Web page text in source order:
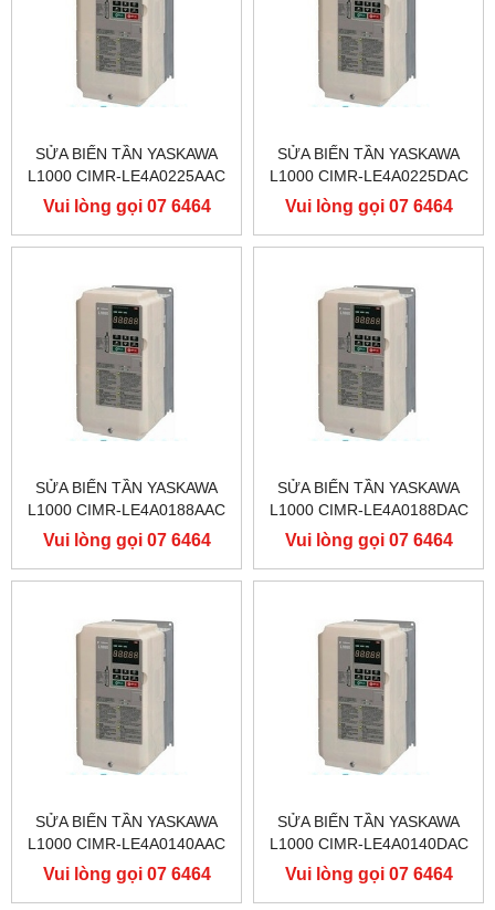
SỬA BIẾN TẦN YASKAWA
L1000 CIMR-LE4A0225AAC
400V 110KW, BIẾN TẦN
YASKAWA L1000
Vui lòng gọi 07 6464
9556
SỬA BIẾN TẦN YASKAWA
L1000 CIMR-LE4A0225DAC
400V 110KW, BIẾN TẦN
YASKAWA L1000
Vui lòng gọi 07 6464
9556
SỬA BIẾN TẦN YASKAWA
L1000 CIMR-LE4A0188AAC
400V 90KW, BIẾN TẦN
YASKAWA L1000
Vui lòng gọi 07 6464
9556
SỬA BIẾN TẦN YASKAWA
L1000 CIMR-LE4A0188DAC
400V 90KW, BIẾN TẦN
YASKAWA L1000
Vui lòng gọi 07 6464
9556
SỬA BIẾN TẦN YASKAWA
L1000 CIMR-LE4A0140AAC
400V 75KW, BIẾN TẦN
YASKAWA L1000
Vui lòng gọi 07 6464
9556
SỬA BIẾN TẦN YASKAWA
L1000 CIMR-LE4A0140DAC
400V 75KW, BIẾN TẦN
YASKAWA L1000
Vui lòng gọi 07 6464
9556